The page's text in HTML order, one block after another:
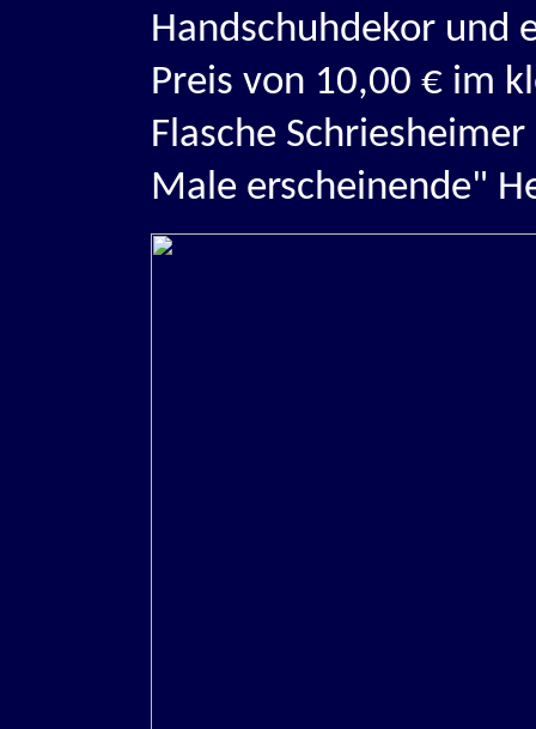
Handschuhdekor und
Preis von 10,00 € im
Flasche
Male erscheinende"